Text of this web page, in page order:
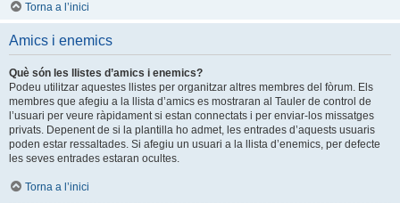
Torna a l’inici
Amics i enemics
Què són les llistes d’amics i enemics?
Podeu utilitzar aquestes llistes per organitzar altres membres del fòrum. Els
membres que afegiu a la llista d’amics es mostraran al Tauler de control de
l’usuari per veure ràpidament si estan connectats i per enviar-los missatges
privats. Depenent de si la plantilla ho admet, les entrades d’aquests usuaris
poden estar ressaltades. Si afegiu un usuari a la llista d’enemics, per defecte
les seves entrades estaran ocultes.
Torna a l’inici